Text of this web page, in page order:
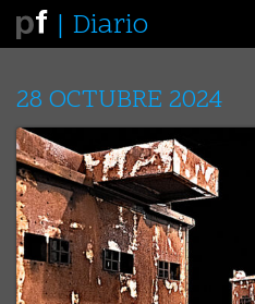
Diario
28 OCTUBRE 2024